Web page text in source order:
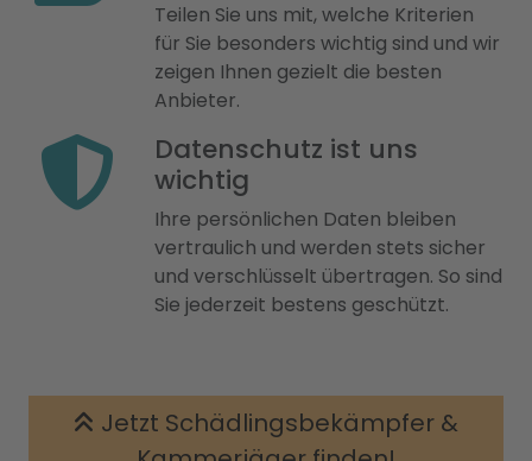
Teilen Sie uns mit, welche Kriterien
für Sie besonders wichtig sind und wir
zeigen Ihnen gezielt die besten
Anbieter.
Datenschutz ist uns
wichtig
Ihre persönlichen Daten bleiben
vertraulich und werden stets sicher
und verschlüsselt übertragen. So sind
Sie jederzeit bestens geschützt.
Jetzt Schädlingsbekämpfer &